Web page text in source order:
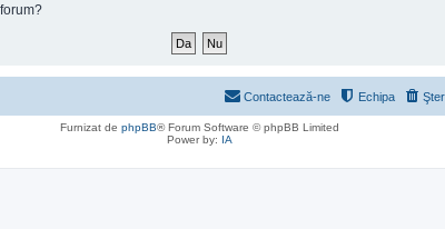
Echipa
Contactează-ne
Furnizat de phpBB® Forum Software © phpBB Limited
Power by: IA